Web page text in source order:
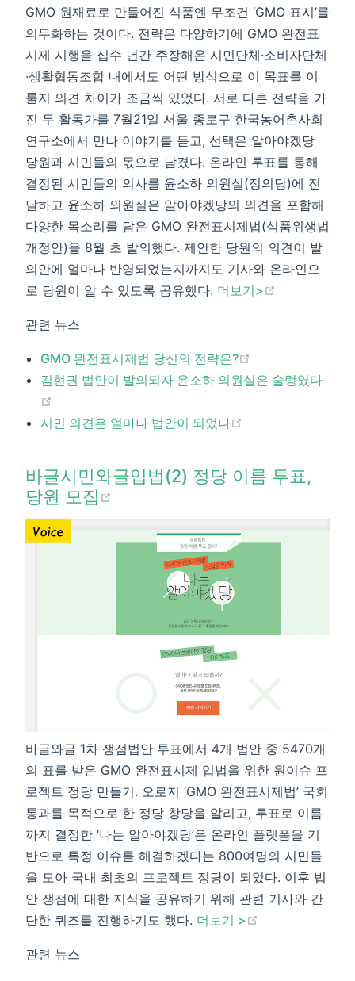
GMO 원재료로 만들어진 식품엔 무조건 ‘GMO 표시’를
의무화하는 것이다. 전략은 다양하기에 GMO 완전표
시제 시행을 십수 년간 주장해온 시민단체·소비자단체
·생활협동조합 내에서도 어떤 방식으로 이 목표를 이
룰지 의견 차이가 조금씩 있었다. 서로 다른 전략을 가
진 두 활동가를 7월21일 서울 종로구 한국농어촌사회
연구소에서 만나 이야기를 듣고, 선택은 알아야겠당
당원과 시민들의 몫으로 남겼다. 온라인 투표를 통해
결정된 시민들의 의사를 윤소하 의원실(정의당)에 전
달하고 윤소하 의원실은 알아야겠당의 의견을 포함해
다양한 목소리를 담은 GMO 완전표시제법(식품위생법
개정안)을 8월 초 발의했다. 제안한 당원의 의견이 발
의안에 얼마나 반영되었는지까지도 기사와 온라인으
로 당원이 알 수 있도록 공유했다. 더보기>​
관련 뉴스
GMO 완전표시제법 당신의 전략은?
김현권 법안이 발의되자 윤소하 의원실은 술렁였다
시민 의견은 얼마나 법안이 되었나​
​바글시민와글입법(2) 정당 이름 투표,
당원 모집​
바글와글 1차 쟁점법안 투표에서 4개 법안 중 5470개
의 표를 받은 GMO 완전표시제 입법을 위한 원이슈 프
로젝트 정당 만들기. 오로지 ‘GMO 완전표시제법’ 국회
통과를 목적으로 한 정당 창당을 알리고, 투표로 이름
까지 결정한 ‘나는 알아야겠당’은 온라인 플랫폼을 기
반으로 특정 이슈를 해결하겠다는 800여명의 시민들
을 모아 국내 최초의 프로젝트 정당이 되었다. 이후 법
안 쟁점에 대한 지식을 공유하기 위해 관련 기사와 간
단한 퀴즈를 진행하기도 했다. 더보기 >​
관련 뉴스